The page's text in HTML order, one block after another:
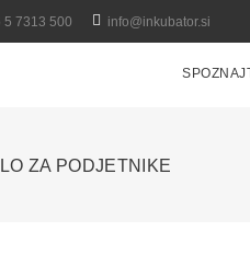
5 7313 500 info@inkubator.si
ZA PODJETNIKE